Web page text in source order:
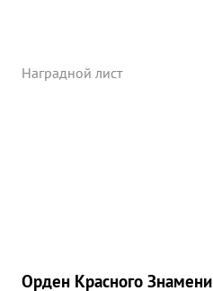
Наградной лист
Орден Красного Знамени